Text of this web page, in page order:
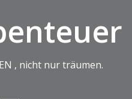
, nicht nur träumen.